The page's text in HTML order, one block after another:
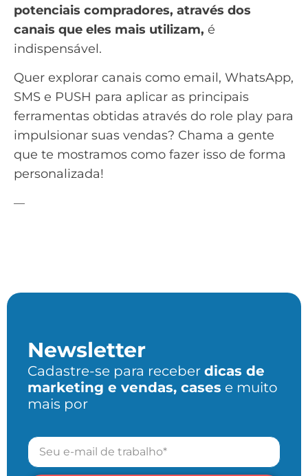
potenciais compradores, através dos
canais que eles mais utilizam, é
indispensável.
Quer explorar canais como email, WhatsApp,
SMS e PUSH para aplicar as principais
ferramentas obtidas através do role play para
impulsionar suas vendas? Chama a gente
que te mostramos como fazer isso de forma
personalizada!
—
Newsletter
Cadastre-se para receber dicas de
marketing e vendas, cases e muito
mais por